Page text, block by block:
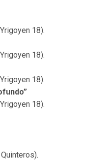
18).
18).
18).
18).